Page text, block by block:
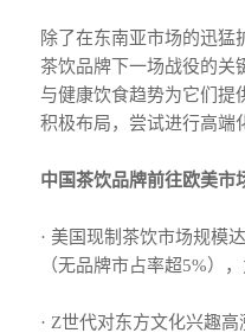
除了在东南亚市场的迅猛
茶饮品牌下一场战役的关
与健康饮食趋势为它们提
积极布局，尝试进行高端
中国茶饮品牌前往欧美市
· 美国现制茶饮市场规模
（无品牌市占率超5%）
· Z世代对东方文化兴趣